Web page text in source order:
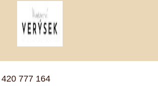
777 ­164